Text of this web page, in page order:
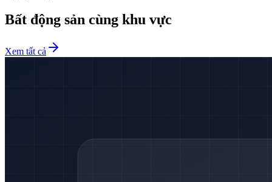
Bất động sản cùng khu vực
Xem tất cả